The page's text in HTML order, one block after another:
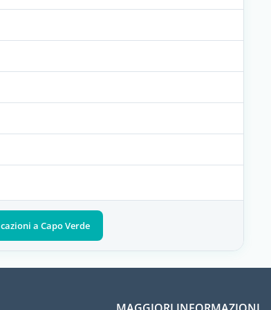
a Capo Verde